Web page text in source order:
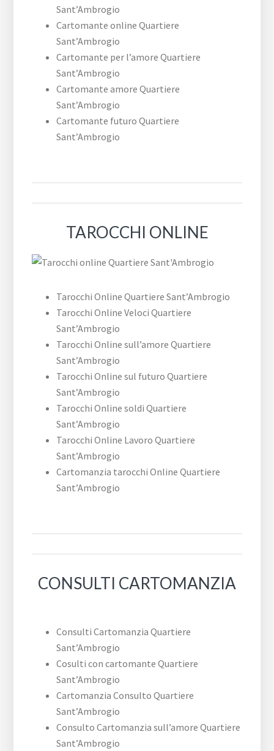
Sant’Ambrogio
Cartomante online Quartiere
Sant’Ambrogio
Cartomante per l’amore Quartiere
Sant’Ambrogio
Cartomante amore Quartiere
Sant’Ambrogio
Cartomante futuro Quartiere
Sant’Ambrogio
TAROCCHI ONLINE
Tarocchi Online Quartiere Sant’Ambrogio
Tarocchi Online Veloci Quartiere
Sant’Ambrogio
Tarocchi Online sull’amore Quartiere
Sant’Ambrogio
Tarocchi Online sul futuro Quartiere
Sant’Ambrogio
Tarocchi Online soldi Quartiere
Sant’Ambrogio
Tarocchi Online Lavoro Quartiere
Sant’Ambrogio
Cartomanzia tarocchi Online Quartiere
Sant’Ambrogio
CONSULTI CARTOMANZIA
Consulti Cartomanzia Quartiere
Sant’Ambrogio
Cosulti con cartomante Quartiere
Sant’Ambrogio
Cartomanzia Consulto Quartiere
Sant’Ambrogio
Consulto Cartomanzia sull’amore Quartiere
Sant’Ambrogio